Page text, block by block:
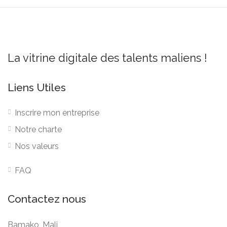
Trio de Brochettes
9 500 FCFA
Maison
(Bœuf, Poulet, Capitaine, Gambas)
La vitrine digitale des talents maliens !
Liens Utiles
Inscrire mon entreprise
Notre charte
Nos valeurs
FAQ
Contactez nous
Bamako, Mali